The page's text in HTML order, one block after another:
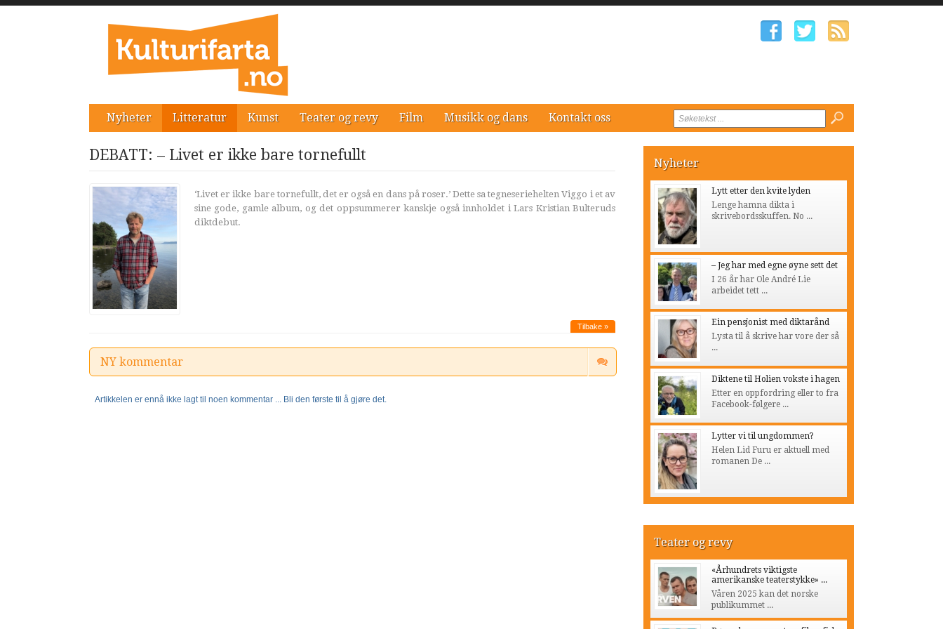
Nyheter Litteratur Kunst Teater og revy Film Musikk og dans Kontakt oss
DEBATT: – Livet er ikke bare tornefullt
‘Livet er ikke bare tornefullt, det er også en dans på roser.’ Dette sa tegneseriehelten Viggo i et av
sine gode, gamle album, og det oppsummerer kanskje også innholdet i Lars Kristian Bulteruds
diktdebut.
Tilbake »
NY kommentar
Artikkelen er ennå ikke lagt til noen kommentar ... Bli den første til å gjøre det.
Nyheter
Lytt etter den kvite lyden
Lenge hamna dikta i
skrivebordsskuffen. No ...
– Jeg har med egne øyne sett det
I 26 år har Ole André Lie
arbeidet tett ...
Ein pensjonist med diktarånd
Lysta til å skrive har vore der så
...
Diktene til Holien vokste i hagen
Etter en oppfordring eller to fra
Facebook-følgere ...
Lytter vi til ungdommen?
Helen Lid Furu er aktuell med
romanen De ...
Teater og revy
«Århundrets viktigste
amerikanske teaterstykke» ...
Våren 2025 kan det norske
publikummet ...